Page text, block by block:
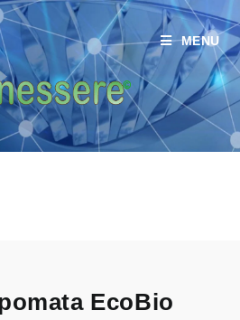
MENU
EcoBio